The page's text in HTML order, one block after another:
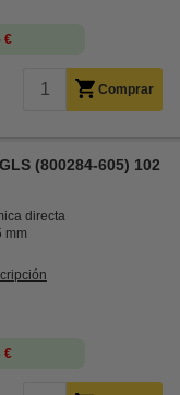
€
Comprar
(800284-605) 102
directa
mm
€